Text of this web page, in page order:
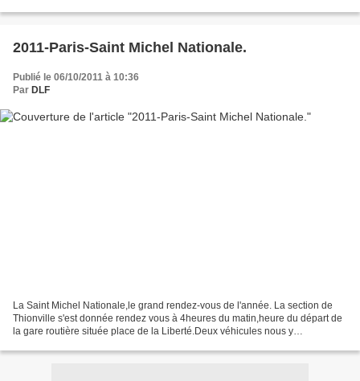
2011-Paris-Saint Michel Nationale.
Publié le 06/10/2011 à 10:36
Par DLF
La Saint Michel Nationale,le grand rendez-vous de l'année. La section de
Thionville s'est donnée rendez vous à 4heures du matin,heure du départ de
la gare routière située place de la Liberté.Deux véhicules nous y